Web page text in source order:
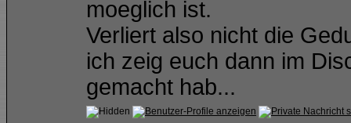
moeglich ist.
Verliert also nicht die
ich zeig euch dann im
gemacht hab...